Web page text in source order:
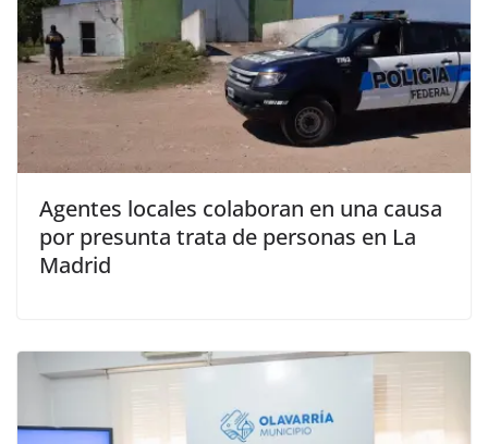
Agentes locales colaboran en una causa
por presunta trata de personas en La
Madrid